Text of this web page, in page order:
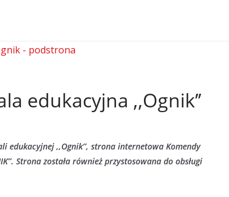
edukacyjna ,,Ognik’’
edukacyjnej ,,Ognik’’, strona internetowa Komendy
Strona została również przystosowana do obsługi